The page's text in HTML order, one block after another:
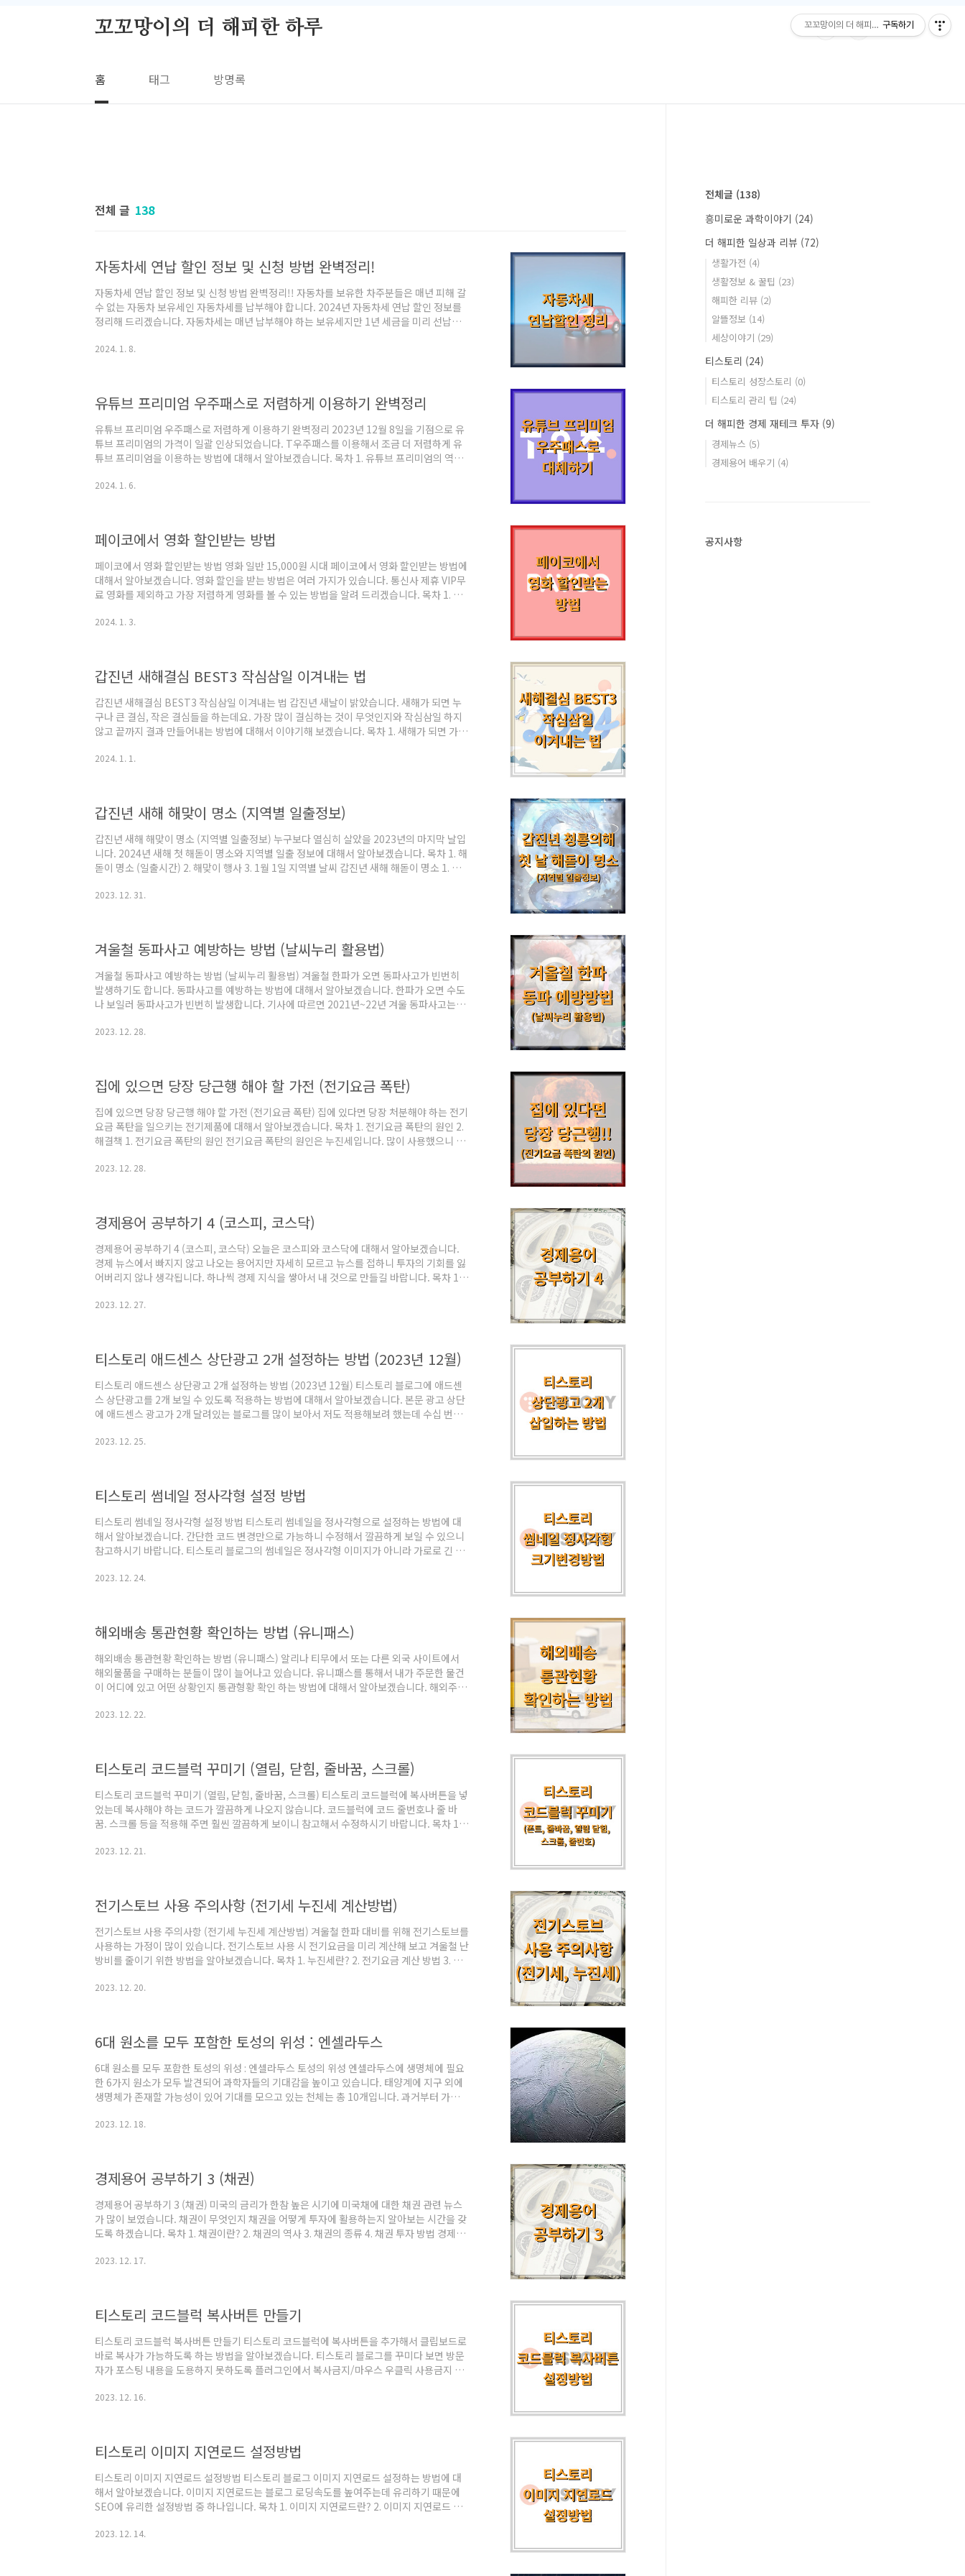
꼬꼬망이의 더 해피한 하루
홈 태그 방명록
전체 글 138
자동차세 연납 할인 정보 및 신청 방법 완벽정리!
자동차세 연납 할인 정보 및 신청 방법 완벽정리!! 자동차를 보유한 차주분들은 매년 피해 갈
수 없는 자동차 보유세인 자동차세를 납부해야 합니다. 2024년 자동차세 연납 할인 정보를
정리해 드리겠습니다. 자동차세는 매년 납부해야 하는 보유세지만 1년 세금을 미리 선납하
더 자세하게 안내하겠습니다. 목차 1. 자동차세란? 2. 자동자세 연납 할인 정보 3. 자동차세
에 납부합니다. 영업용 차량의 경우는 세금혜택이 굉장히 좋아서 대부분 정액..
2024. 1. 8.
유튜브 프리미엄 우주패스로 저렴하게 이용하기 완벽정리
유튜브 프리미엄 우주패스로 저렴하게 이용하기 완벽정리 2023년 12월 8일을 기점으로 유
튜브 프리미엄의 가격이 일괄 인상되었습니다. T우주패스를 이용해서 조금 더 저렴하게 유
튜브 프리미엄을 이용하는 방법에 대해서 알아보겠습니다. 목차 1. 유튜브 프리미엄의 역사
사 유튜브 프리미엄은 2016년 12월 6일 전 세계 5번째로 한국에 출시된 유료서비스입니다.
생이 유튜브 프리미엄의 가장 큰 매력입니다. 그런 이유로 프리미엄을 이용하다가 일반..
2024. 1. 6.
페이코에서 영화 할인받는 방법
페이코에서 영화 할인받는 방법 영화 일반 15,000원 시대 페이코에서 영화 할인받는 방법에
대해서 알아보겠습니다. 영화 할인을 받는 방법은 여러 가지가 있습니다. 통신사 제휴 VIP무
료 영화를 제외하고 가장 저렴하게 영화를 볼 수 있는 방법을 알려 드리겠습니다. 목차 1. 페
할인 정보 페이코 영화 할인은 페이코 회원 대상으로 영화티켓 1장당 9,500원에 볼 수 있도
적용된다는 점입니다. SK플래닛이 메가박스와 제휴를 해서 제공하는 ..
2024. 1. 3.
갑진년 새해결심 BEST3 작심삼일 이겨내는 법
갑진년 새해결심 BEST3 작심삼일 이겨내는 법 갑진년 새날이 밝았습니다. 새해가 되면 누
구나 큰 결심, 작은 결심들을 하는데요. 가장 많이 결심하는 것이 무엇인지와 작심삼일 하지
않고 끝까지 결과 만들어내는 방법에 대해서 이야기해 보겠습니다. 목차 1. 새해가 되면 가장
결심 BEST3 1. 새해가 되면 가장 많이 하는 결심은? 1. 운동, 다이어트 (헬스장) 2023년 가
째 키워드를 차지하고 있습니다. 썸트렌드에서 제공하는 ..
2024. 1. 1.
갑진년 새해 해맞이 명소 (지역별 일출정보)
갑진년 새해 해맞이 명소 (지역별 일출정보) 누구보다 열심히 살았을 2023년의 마지막 날입
니다. 2024년 새해 첫 해돋이 명소와 지역별 일출 정보에 대해서 알아보겠습니다. 목차 1. 해
돋이 명소 (일출시간) 2. 해맞이 행사 3. 1월 1일 지역별 날씨 갑진년 새해 해돋이 명소 1. 해
사랑받는 해맞이 명소입니다. 강원도의 대부분의 해수욕장에서는 해맞이를 볼 수 있습니다.
속초해수욕장(7:42)..
2023. 12. 31.
겨울철 동파사고 예방하는 방법 (날씨누리 활용법)
겨울철 동파사고 예방하는 방법 (날씨누리 활용법) 겨울철 한파가 오면 동파사고가 빈번히
발생하기도 합니다. 동파사고를 예방하는 방법에 대해서 알아보겠습니다. 한파가 오면 수도
나 보일러 동파사고가 빈번히 발생합니다. 기사에 따르면 2021년~22년 겨울 동파사고는
건, 다세대가 1,113건으로 거주지역 동파사고가 5천 건 가까이 집계되었습니다. 동파사고의
사고 예방하기 1. 동파사고 예방하는 방법 4가지 동파사고의 원인 대다수가 보..
2023. 12. 28.
집에 있으면 당장 당근행 해야 할 가전 (전기요금 폭탄)
집에 있으면 당장 당근행 해야 할 가전 (전기요금 폭탄) 집에 있다면 당장 처분해야 하는 전기
요금 폭탄을 일으키는 전기제품에 대해서 알아보겠습니다. 목차 1. 전기요금 폭탄의 원인 2.
해결책 1. 전기요금 폭탄의 원인 전기요금 폭탄의 원인은 누진세입니다. 많이 사용했으니 많
차함수 그래프가 아니라, 누적되어 비용이 부과되는 지수함수 그래프를 따라가는 형태이기
보면 11월에 906kW를 사용했습니다. 누진세가 적용되어 금액이 굉장히 크게 부과..
2023. 12. 28.
경제용어 공부하기 4 (코스피, 코스닥)
경제용어 공부하기 4 (코스피, 코스닥) 오늘은 코스피와 코스닥에 대해서 알아보겠습니다.
경제 뉴스에서 빠지지 않고 나오는 용어지만 자세히 모르고 뉴스를 접하니 투자의 기회를 잃
어버리지 않나 생각됩니다. 하나씩 경제 지식을 쌓아서 내 것으로 만들길 바랍니다. 목차 1.
주가지수를 의미합니다. 유가증권 시장의 모든 상장기업의 시가총액 합산을 기준으로 합니
일입니다. 1964년을 기준으로 잡았다면 현재 우..
2023. 12. 27.
티스토리 애드센스 상단광고 2개 설정하는 방법 (2023년 12월)
티스토리 애드센스 상단광고 2개 설정하는 방법 (2023년 12월) 티스토리 블로그에 애드센
스 상단광고를 2개 보일 수 있도록 적용하는 방법에 대해서 알아보겠습니다. 본문 광고 상단
에 애드센스 광고가 2개 달려있는 블로그를 많이 보아서 저도 적용해보려 했는데 수십 번의
다. 상단광고가 1개만 도는 것보다 광고효과가 더 좋다고 이야기하는데 확실지는 않지만 그
설정 코드 4. 마무리 티스토리 애드센스 상단광고 2개 설정 1. 애드센스 광고단위 ..
2023. 12. 25.
티스토리 썸네일 정사각형 설정 방법
티스토리 썸네일 정사각형 설정 방법 티스토리 썸네일을 정사각형으로 설정하는 방법에 대
해서 알아보겠습니다. 간단한 코드 변경만으로 가능하니 수정해서 깔끔하게 보일 수 있으니
참고하시기 바랍니다. 티스토리 블로그의 썸네일은 정사각형 이미지가 아니라 가로로 긴 직
끔한 모습이 아닐 때가 많습니다. 정사각형 이미지에 맞춰 썸네일을 설정하는 방법에 대해서
리겠습니다. 썸네일을 정사각형 이미지로 만들어서 업로드를 했지만 이미지가 잘려서 깔끔
한 느낌이 부족합니..
2023. 12. 24.
해외배송 통관현황 확인하는 방법 (유니패스)
해외배송 통관현황 확인하는 방법 (유니패스) 알리나 티무에서 또는 다른 외국 사이트에서
해외물품을 구매하는 분들이 많이 늘어나고 있습니다. 유니패스를 통해서 내가 주문한 물건
이 어디에 있고 어떤 상황인지 통관형황 확인 하는 방법에 대해서 알아보겠습니다. 해외주문
는 반면 항상 고민되는 것이 배송현황입니다. 적게는 2주에서 길게는 3달 이상 걸리기도 하
에서 통관절차를 거치기 때문에 시간이 오래 걸리지만 그런 특성 때문에 어디에 위치하고 있
는지도 파..
2023. 12. 22.
티스토리 코드블럭 꾸미기 (열림, 닫힘, 줄바꿈, 스크롤)
티스토리 코드블럭 꾸미기 (열림, 닫힘, 줄바꿈, 스크롤) 티스토리 코드블럭에 복사버튼을 넣
었는데 복사해야 하는 코드가 깔끔하게 나오지 않습니다. 코드블럭에 코드 줄번호나 줄 바
꿈. 스크롤 등을 적용해 주면 훨씬 깔끔하게 보이니 참고해서 수정하시기 바랍니다. 목차 1.
4. 코드블럭 줄번호 넣기 티스토리 코드블럭 꾸미기 1. 코드블럭 폰트 수정 코드블럭을 기본
들어가서 아래코드를 입력해 주면 완료입니다. 위코드를 바로 위에 입력하..
2023. 12. 21.
전기스토브 사용 주의사항 (전기세 누진세 계산방법)
전기스토브 사용 주의사항 (전기세 누진세 계산방법) 겨울철 한파 대비를 위해 전기스토브를
사용하는 가정이 많이 있습니다. 전기스토브 사용 시 전기요금을 미리 계산해 보고 겨울철 난
방비를 줄이기 위한 방법을 알아보겠습니다. 목차 1. 누진세란? 2. 전기요금 계산 방법 3. 전
는 소득이 클수록 재산세를 많이 내 듯이 전기요금도 전기를 많이 사용할수록 전기요금 부담
가정은 더 큰 고민이 있을 수 있습니다. 이 부분은 아래에서 다루도록 하겠..
2023. 12. 20.
6대 원소를 모두 포함한 토성의 위성 : 엔셀라두스
6대 원소를 모두 포함한 토성의 위성 : 엔셀라두스 토성의 위성 엔셀라두스에 생명체에 필요
한 6가지 원소가 모두 발견되어 과학자들의 기대감을 높이고 있습니다. 태양계에 지구 외에
생명체가 존재할 가능성이 있어 기대를 모으고 있는 천체는 총 10개입니다. 과거부터 가장
이오, 칼리스토, 가니메데 그리고 마지막으로 왜소행성인 세레스입니다. 목차 1. 생명체에 필
기본원 소은 CHON과 핵산의 필수원소인 P, 일부 아미노산의 원소인..
2023. 12. 18.
경제용어 공부하기 3 (채권)
경제용어 공부하기 3 (채권) 미국의 금리가 한참 높은 시기에 미국채에 대한 채권 관련 뉴스
가 많이 보였습니다. 채권이 무엇인지 채권을 어떻게 투자에 활용하는지 알아보는 시간을 갖
도록 하겠습니다. 목차 1. 채권이란? 2. 채권의 역사 3. 채권의 종류 4. 채권 투자 방법 경제용
인보다 신용이 높을 것으로 기대되는 단체가 자금을 조달하기 위해 돈을 빌리고, 그 돈을 정
가증권의 형태로 만들어져 있고, 마찬가지로 사고팔 수 있기 때문에..
2023. 12. 17.
티스토리 코드블럭 복사버튼 만들기
티스토리 코드블럭 복사버튼 만들기 티스토리 코드블럭에 복사버튼을 추가해서 클립보드로
바로 복사가 가능하도록 하는 방법을 알아보겠습니다. 티스토리 블로그를 꾸미다 보면 방문
자가 포스팅 내용을 도용하지 못하도록 플러그인에서 복사금지/마우스 우클릭 사용금지 설
서 난감한 상황이 생깁니다. 이때 복사버튼을 만들어두면 마우스 우클릭 사용금지에서도 코
코드블럭 복사버튼 만들기 1. syntax highlight 플러그인 해제 코드 문..
2023. 12. 16.
티스토리 이미지 지연로드 설정방법
티스토리 이미지 지연로드 설정방법 티스토리 블로그 이미지 지연로드 설정하는 방법에 대
해서 알아보겠습니다. 이미지 지연로드는 블로그 로딩속도를 높여주는데 유리하기 때문에
SEO에 유리한 설정방법 중 하나입니다. 목차 1. 이미지 지연로드란? 2. 이미지 지연로드 설
image lazy load라고 불리는 기술입니다. 웹 페이지를 읽어올 때 이미지 지연로딩이 설정
2023. 12. 14.
전체글 (138)
흥미로운 과학이야기 (24)
더 해피한 일상과 리뷰 (72)
생활가전 (4)
생활정보 & 꿀팁 (23)
해피한 리뷰 (2)
알뜰정보 (14)
세상이야기 (29)
티스토리 (24)
티스토리 성장스토리 (0)
티스토리 관리 팁 (24)
더 해피한 경제 재테크 투자 (9)
경제뉴스 (5)
경제용어 배우기 (4)
공지사항
꼬꼬망이의 더 해피한 하루구독하기